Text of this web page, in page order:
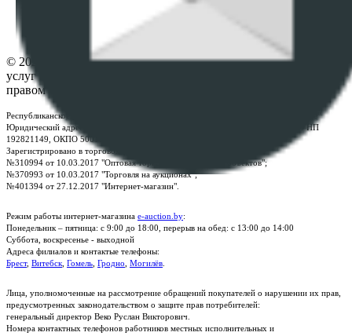
Настройки cookie-файлов
© 2026 Республиканское унитарное предприятие по оказанию
услуг "БелЮрОбеспечение" - Все права защищены авторским
правом
Республиканское унитарное предприятие по оказанию услуг "БелЮрОбеспечение"
Юридический адрес: г. Минск, пр-т. Дзержинского, 1Б, e-mail:
, УНП
192821149, ОКПО 500111895000
Зарегистрировано в торговом реестре Республики Беларусь:
№310994 от 10.03.2017 "Оптовая торговля без торговых объектов";
№370993 от 10.03.2017 "Торговля на аукционах";
№401394 от 27.12.2017 "Интернет-магазин".
Режим работы интернет-магазина e-auction.by:
Понедельник – пятница: с 9:00 до 18:00, перерыв на обед: с 13:00 до 14:00
Суббота, воскресенье - выходной
Адреса филиалов и контактые телефоны:
Брест, Витебск Гомель Гродно Могилёв
Лица, уполномоченные на рассмотрение обращений покупателей о нарушении их прав,
предусмотренных законодательством о защите прав потребителей:
генеральный директор Веко Руслан Викторович.
Номера контактных телефонов работников местных исполнительных и